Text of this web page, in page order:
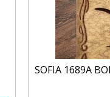
SOFIA 1689A